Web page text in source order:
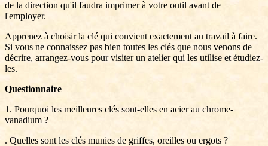
de la direction qu'il faudra imprimer à votre outil avant de
l'employer.
Apprenez à choisir la clé qui convient exactement au travail à faire.
Si vous ne connaissez pas bien toutes les clés que nous venons de
décrire, arrangez-vous pour visiter un atelier qui les utilise et étudiez-
les.
Questionnaire
1. Pourquoi les meilleures clés sont-elles en acier au chrome-
vanadium ?
. Quelles sont les clés munies de griffes, oreilles ou ergots ?